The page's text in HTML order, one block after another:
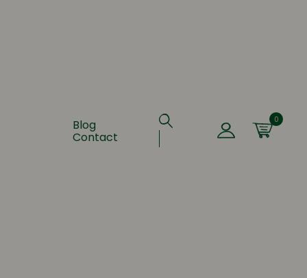
Blog
Contact
0